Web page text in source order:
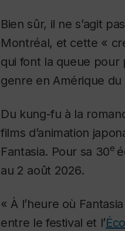
Bien sûr, il ne s’agit
Montréal, et cette «
qui font la queue
genre en Amérique du
Du kung-fu à la
films d’animation
Fantasia. Pour sa 30e
au 2 août 2026.
« À l’heure où
entre le festival et l’